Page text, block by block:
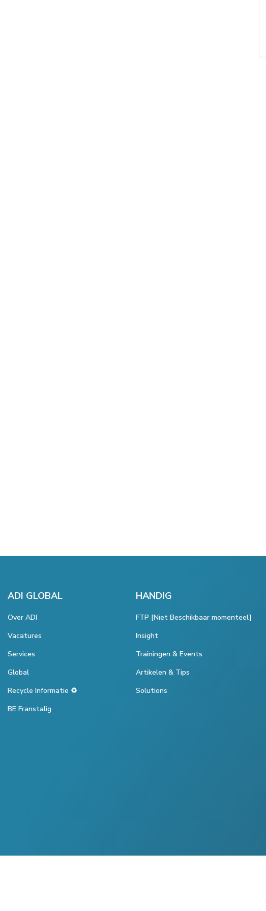
ADI GLOBAL
Over ADI
Vacatures
Services
Global
Recycle Informatie ♻️
BE Franstalig
HANDIG
FTP [Niet Beschikbaar momenteel]
Insight
Trainingen & Events
Artikelen & Tips
Solutions